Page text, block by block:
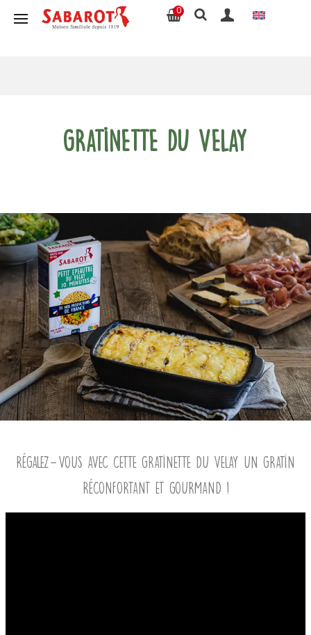
0
Gratinette du Velay
Régalez-vous avec cette Gratinette du Velay un gratin
réconfortant et gourmand !